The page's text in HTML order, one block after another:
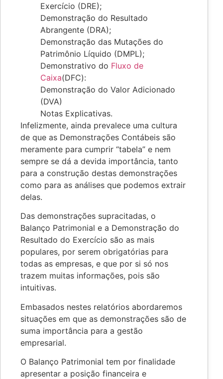
Exercício (DRE);
Demonstração do Resultado
Abrangente (DRA);
Demonstração das Mutações do
Patrimônio Líquido (DMPL);
Demonstrativo do Fluxo de
Caixa(DFC):
Demonstração do Valor Adicionado
(DVA)
Notas Explicativas.
Infelizmente, ainda prevalece uma cultura
de que as Demonstrações Contábeis são
meramente para cumprir “tabela” e nem
sempre se dá a devida importância, tanto
para a construção destas demonstrações
como para as análises que podemos extrair
delas.
Das demonstrações supracitadas, o
Balanço Patrimonial e a Demonstração do
Resultado do Exercício são as mais
populares, por serem obrigatórias para
todas as empresas, e que por si só nos
trazem muitas informações, pois são
intuitivas.
Embasados nestes relatórios abordaremos
situações em que as demonstrações são de
suma importância para a gestão
empresarial.
O Balanço Patrimonial tem por finalidade
apresentar a posição financeira e